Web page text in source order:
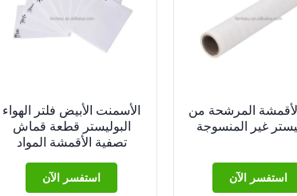
المرشحة من
غير المنسوجة
استفسر الآن
الأسمنت الأبيض فلتر الهواء
البوليستر قطعة قماش
تصفية الأقمشة المواد
استفسر الآن